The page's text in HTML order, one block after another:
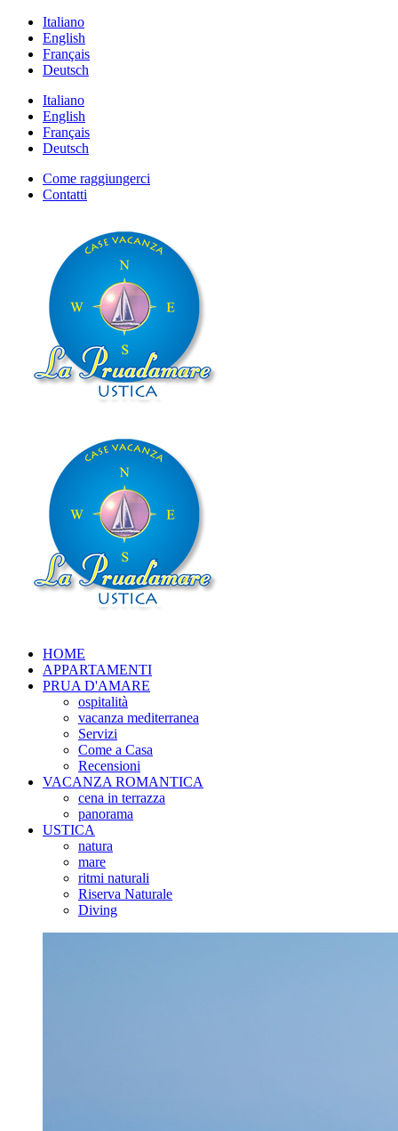
Italiano
English
Français
Deutsch
Italiano
English
Français
Deutsch
Come raggiungerci
Contatti
HOME
APPARTAMENTI
PRUA D'AMARE
ospitalità
vacanza mediterranea
Servizi
Come a Casa
Recensioni
VACANZA ROMANTICA
cena in terrazza
panorama
USTICA
natura
mare
ritmi naturali
Riserva Naturale
Diving